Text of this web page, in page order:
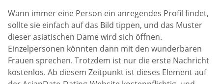
Wann immer eine Person ein anregendes Profil findet,
sollte sie einfach auf das Bild tippen, und das Muster
dieser asiatischen Dame wird sich öffnen.
Einzelpersonen könnten dann mit den wunderbaren
Frauen sprechen. Trotzdem ist nur die erste Nachricht
kostenlos. Ab diesem Zeitpunkt ist dieses Element auf